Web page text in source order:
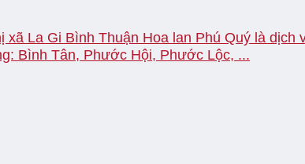
La Gi Bình Thuận Hoa lan Phú Quý là dịch
Bình Tân, Phước Hội, Phước Lộc, ...